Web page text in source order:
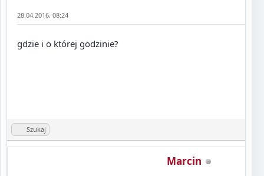
28.04.2016, 08:24
gdzie i o której godzinie?
Szukaj
Marcin